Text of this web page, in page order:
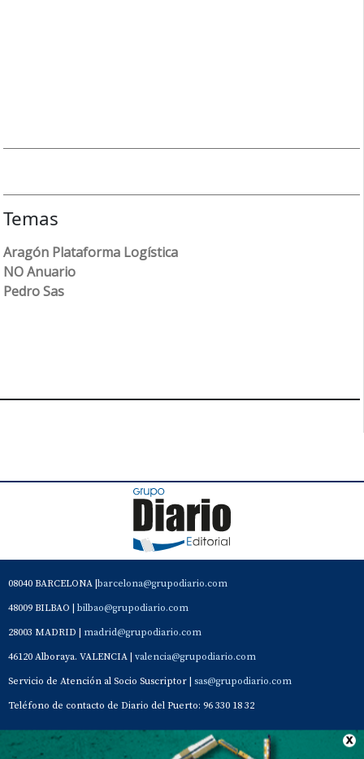
Temas
Aragón Plataforma Logística
NO Anuario
Pedro Sas
08040 BARCELONA | barcelona@grupodiario.com
48009 BILBAO | bilbao@grupodiario.com
28003 MADRID | madrid@grupodiario.com
46120 Alboraya. VALENCIA | valencia@grupodiario.com
Servicio de Atención al Socio Suscriptor | sas@grupodiario.com
Teléfono de contacto de Diario del Puerto: 96 330 18 32
Contacto Aviso Legal Quiénes somos Política de privacidad